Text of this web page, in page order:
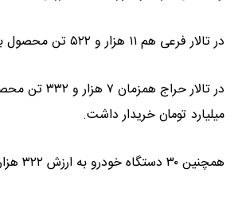
در تالار فرعی هم ۱۱ هزار و ۵۲۲ تن محصول به ارزش ۹۱۶ میلیارد تومان فروخته شد.
میلیارد تومان خریدار داشت.
همچنین ۳۰ دستگاه خودرو به ارزش ۳۲۲ هزارمیلیارد تومان در تالار خودرو معامله شد.